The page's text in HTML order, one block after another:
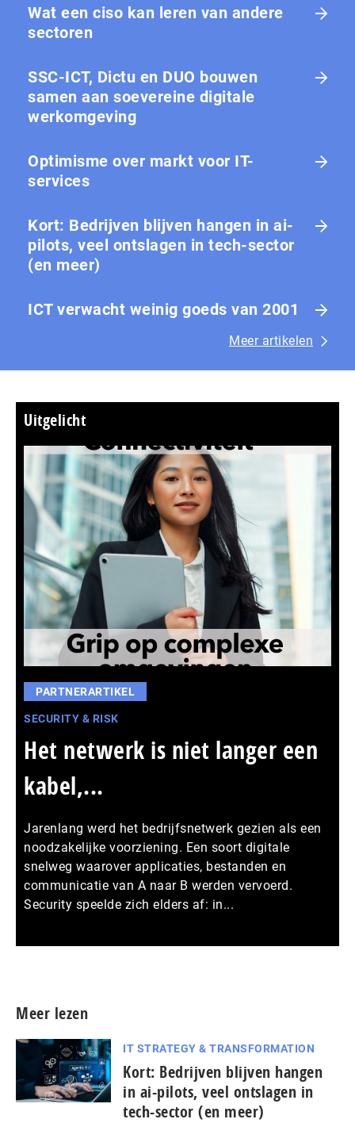
Wat een ciso kan leren van andere
sectoren
SSC-ICT, Dictu en DUO bouwen
samen aan soevereine digitale
werkomgeving
Optimisme over markt voor IT-
services
Kort: Bedrijven blijven hangen in ai-
pilots, veel ontslagen in tech-sector
(en meer)
ICT verwacht weinig goeds van 2001
Meer artikelen
Uitgelicht
PARTNERARTIKEL
SECURITY & RISK
Het netwerk is niet langer een
kabel,...
Jarenlang werd het bedrijfsnetwerk gezien als een
noodzakelijke voorziening. Een soort digitale
snelweg waarover applicaties, bestanden en
communicatie van A naar B werden vervoerd.
Security speelde zich elders af: in...
Meer lezen
IT STRATEGY & TRANSFORMATION
Kort: Bedrijven blijven hangen
in ai-pilots, veel ontslagen in
tech-sector (en meer)